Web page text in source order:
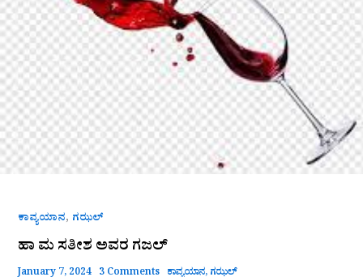
ಕಾವ್ಯಯಾನ, ಗಝಲ್
ಹಾ ಮ ಸತೀಶ ಅವರ ಗಜಲ್
January 7, 2024 3 Comments ಕಾವ್ಯಯಾನ, ಗಝಲ್